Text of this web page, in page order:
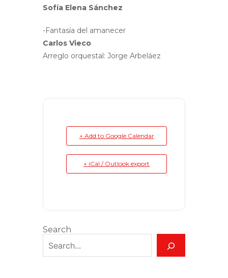
Sofía Elena Sánchez
-Fantasía del amanecer
Carlos Vieco
Arreglo orquestal: Jorge Arbeláez
+ Add to Google Calendar
+ iCal / Outlook export
Search